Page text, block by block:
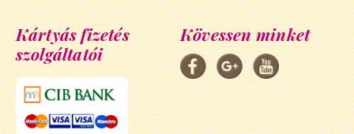
Kártyás fizetés
szolgáltatói
Kövessen minket